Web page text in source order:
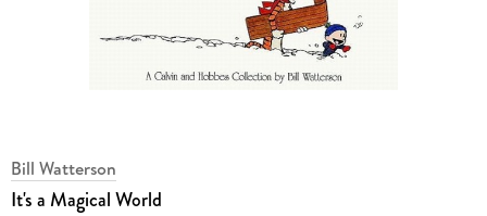
Bill Watterson
It's a Magical World